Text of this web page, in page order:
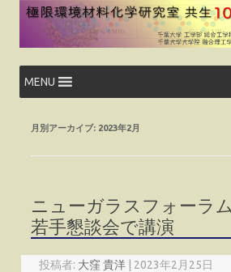
コ
ン
ツ
キ
ッ
MENU
月別アーカイブ: 2023年2月
ニューガラスフォーラ
若手懇談会で講演
投稿者: 大窪 貴洋 2023年2月25日